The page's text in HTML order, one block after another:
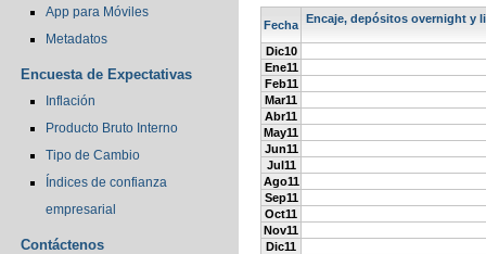
App para Móviles
Metadatos
Encuesta de Expectativas
Inflación
Producto Bruto Interno
Tipo de Cambio
Índices de confianza
empresarial
Contáctenos
Fecha Encaje, depósitos overnight y
Dic10
Ene11
Feb11
Mar11
Abr11
May11
Jun11
Jul11
Ago11
Sep11
Oct11
Nov11
Dic11